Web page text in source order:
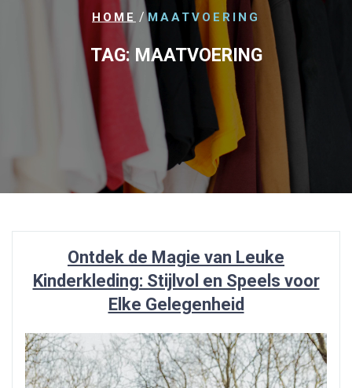
HOME /MAATVOERING
TAG: MAATVOERING
Ontdek de Magie van Leuke
Kinderkleding: Stijlvol en Speels voor
Elke Gelegenheid